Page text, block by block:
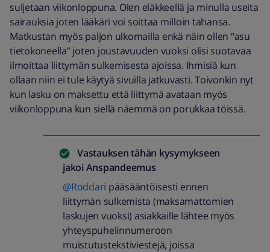
suljetaan viikonloppuna. Olen eläkkeellä ja minulla useita
sairauksia joten lääkäri voi soittaa milloin tahansa.
Matkustan myös paljon ulkomailla enkä näin ollen “asu
tietokoneella” joten joustavuuden vuoksi olisi suotavaa
ilmoittaa liittymän sulkemisesta ajoissa. Ihmisiä kun
ollaan niin ei tule käytyä sivuilla jatkuvasti. Toivonkin nyt
kun lasku on maksettu että liittymä avataan myös
viikonloppuna kun siellä näemmä on porukkaa töissä.
Vastauksen tähän kysymykseen
jakoi Anspandeemus
@Roddari pääsääntöisesti ennen
liittymän sulkemista (maksamattomien
laskujen vuoksi) asiakkaille lähtee myös
yhteyspuhelinnumeroon
muistutustekstiviestejä, joissa